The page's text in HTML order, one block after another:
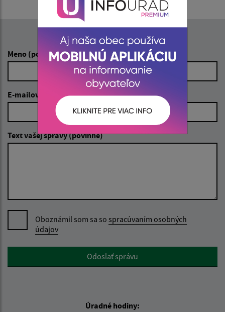
Napíšte nám:
Meno (povinné)
E-mailová adresa (povinné)
Text vašej správy (povinné)
Oboznámil som sa so spracúvaním osobných
údajov
Google reCaptcha ResponseOdoslať správu
Úradné hodiny: